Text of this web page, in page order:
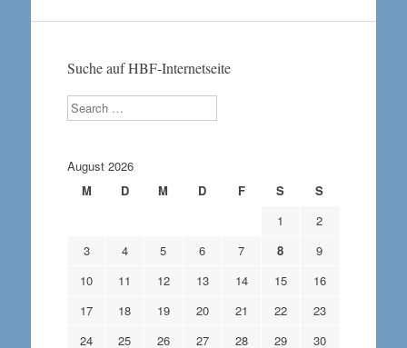
Suche auf HBF-Internetseite
Search
August 2026
M
D M D F S
S
1
2
3
4 5 6 7 8
9
10
11 12 13 14 15
16
17
18 19 20 21 22
23
24
25 26 27 28 29
30